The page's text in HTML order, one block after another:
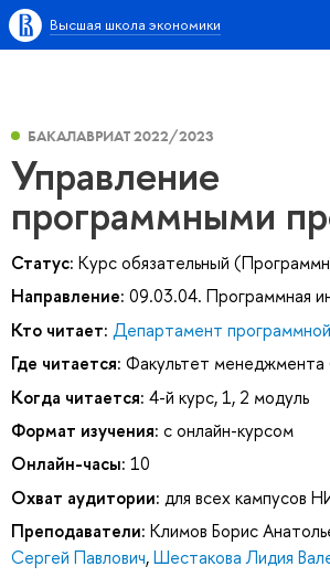
Высшая школа экономики
БАКАЛАВРИАТ 2022/2023
Управление
программными
Статус: Курс обязательный
Направление: 09.03.04. Программная
Кто читает: Департамент
Где читается: Факультет
Когда читается: 4-й курс, 1, 2 модуль
Формат изучения: с онлайн-курсом
Онлайн-часы: 10
Охват аудитории: для всех кампусов
Преподаватели: Климов Борис
Сергей Павлович,Шестакова Лидия